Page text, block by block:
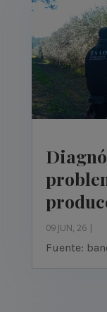
09 JUN, 26|
Fuente: